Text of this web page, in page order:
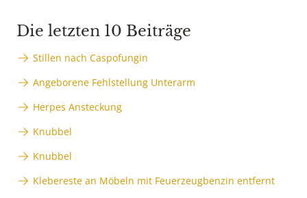
Die letzten 10 Beiträge
Stillen nach Caspofungin
Angeborene Fehlstellung Unterarm
Herpes Ansteckung
Knubbel
Knubbel
Klebereste an Möbeln mit Feuerzeugbenzin entfernt